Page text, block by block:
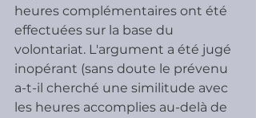
heures complémentaires ont été
effectuées sur la base du
volontariat. L'argument a été jugé
inopérant (sans doute le prévenu
a-t-il cherché une similitude avec
les heures accomplies au-delà de